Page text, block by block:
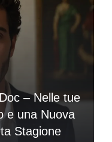
– Nelle tue
e una Nuova
Stagione